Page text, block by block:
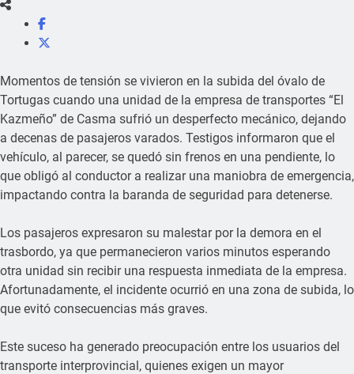
Momentos de tensión se vivieron en la subida del óvalo de
Tortugas cuando una unidad de la empresa de transportes “El
Kazmeño” de Casma sufrió un desperfecto mecánico, dejando
a decenas de pasajeros varados. Testigos informaron que el
vehículo, al parecer, se quedó sin frenos en una pendiente, lo
que obligó al conductor a realizar una maniobra de emergencia,
impactando contra la baranda de seguridad para detenerse.
Los pasajeros expresaron su malestar por la demora en el
trasbordo, ya que permanecieron varios minutos esperando
otra unidad sin recibir una respuesta inmediata de la empresa.
Afortunadamente, el incidente ocurrió en una zona de subida, lo
que evitó consecuencias más graves.
Este suceso ha generado preocupación entre los usuarios del
transporte interprovincial, quienes exigen un mayor